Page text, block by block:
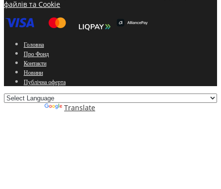
файлів та Cookie
Головна
Про Фонд
Контакти
Новини
Публічна оферта
Translate